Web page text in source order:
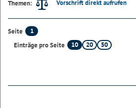
Themen:
Vorschrift direkt aufrufen
Seite
1
Einträge pro Seite
10 20 50